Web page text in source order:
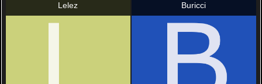
Lelez Buricci